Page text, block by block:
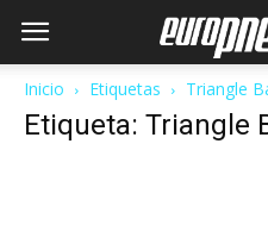
Inicio Etiquetas Triangle
Etiqueta: Triangle